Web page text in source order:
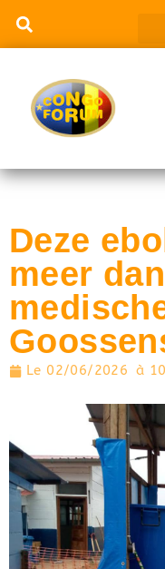
Deze
meer
Le 02/06/2026 à